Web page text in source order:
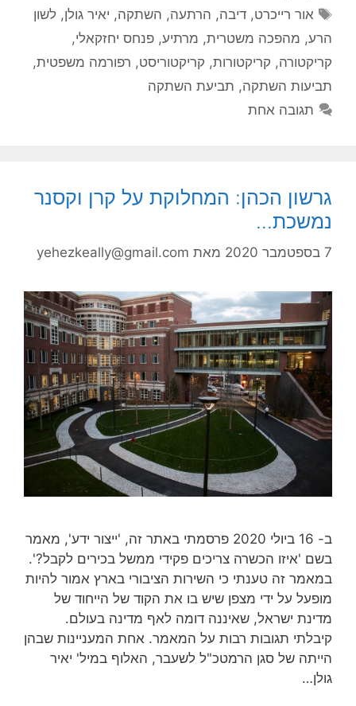
תגיות
אור רייכרט,דיבה, הרתעה, השתקה, יאיר גולן, לשון
הרע, מהפכה משטרית, מרתיע, פנחס יחזקאלי,
קריקטורה, קריקטורות, קריקטוריסט, רפורמה משפטית,
תביעות השתקה, תביעת השתקה
תגובה אחת
גרשון הכהן: המחלוקת על קרן וקסנר
נמשכת…
7 בספטמבר 2020 מאת yehezkeally@gmail.com
ב- 16 ביולי 2020 פרסמתי באתר זה, 'ייצור ידע', מאמר
בשם 'איזו הכשרה צריכים פקידי ממשל בכירים לקבל?'.
במאמר זה טענתי כי השירות הציבורי בארץ אמור להיות
מופעל על ידי מצפן שיש בו את הקוד של הייחוד של
מדינת ישראל, שאיננה דומה לאף מדינה בעולם.
קיבלתי תגובות רבות על המאמר. אחת המעניינות שבהן
הייתה של סגן הרמטכ"ל לשעבר, האלוף במיל' יאיר
גולן…